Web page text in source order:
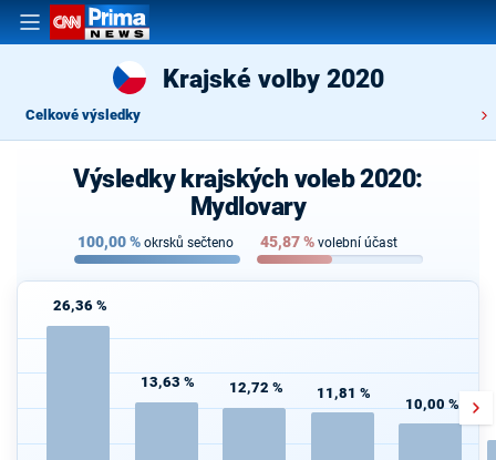
Krajské volby 2020
Celkové výsledky
Výsledky krajských voleb 2020:
Mydlovary
100,00% okrsků sečteno 45,87% volební účast
26,36 %
13,63 % 12,72 % 11,81 %
10,00 %